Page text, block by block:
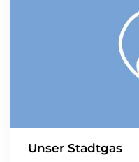
Unser Stadtgas